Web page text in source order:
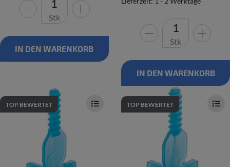
Stk
IN DEN WARENKORB
Stk
IN DEN WARENKORB
TOP BEWERTET TOP BEWERTET